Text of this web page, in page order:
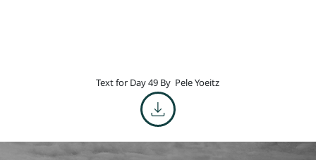
Text for Day 49 By Pele Yoeitz